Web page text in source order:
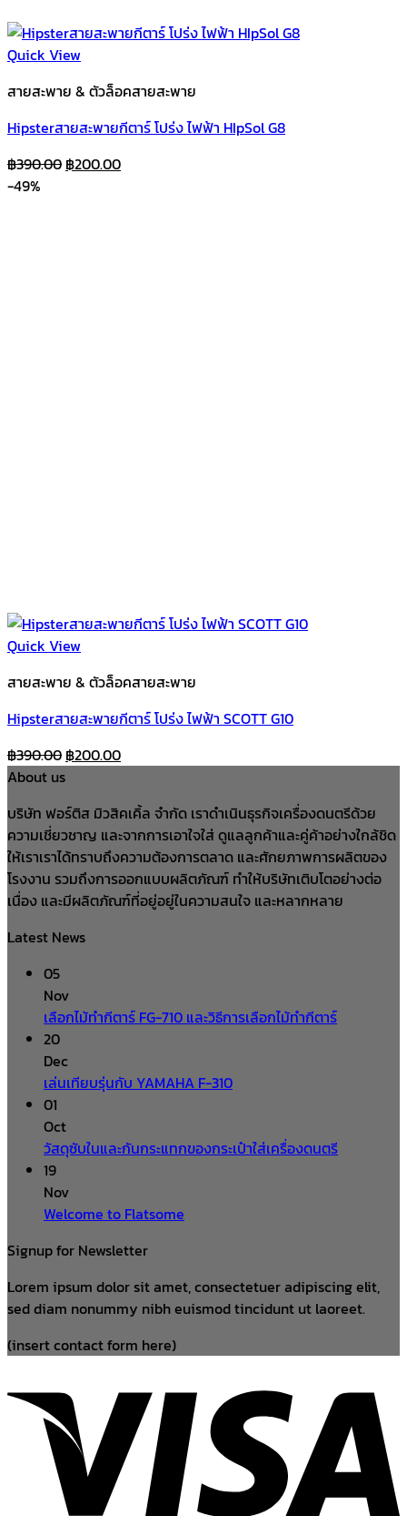
Quick View
สายสะพาย & ตัวล็อคสายสะพาย
Hipsterสายสะพายกีตาร์ โปร่ง ไฟฟ้า HIpSol G8
฿390.00 Original
฿200.00Current
-49%
Quick View
สายสะพาย & ตัวล็อคสายสะพาย
Hipsterสายสะพายกีตาร์ โปร่ง ไฟฟ้า SCOTT G10
฿390.00 Original
price
฿390.00.
฿200.00Current
฿200.00.
About us
บริษัท ฟอร์ติส มิวสิคเคิ้ล จำกัด เราดำเนินธุรกิจเครื่องดนตรีด้วย
ความเชี่ยวชาญ และจากการเอาใจใส่ ดูแลลูกค้าและคู่ค้าอย่างใกล้ชิด
ให้เราเราได้ทราบถึงความต้องการตลาด และศักยภาพการผลิตของ
โรงงาน รวมถึงการออกแบบผลิตภัณฑ์ ทำให้บริษัทเติบโตอย่างต่อ
เนื่อง และมีผลิตภัณฑ์ที่อยู่อยู่ในความสนใจ และหลากหลาย
Latest News
05
Nov
เลือกไม้ทำกีตาร์ FG-710 และวิธีการเลือกไม้ทำกีตาร์
20
Dec
เล่นเทียบรุ่นกับ YAMAHA F-310
01
Oct
วัสดุซับในและกันกระแทกของกระเป๋าใส่เครื่องดนตรี
19
Nov
Welcome to Flatsome
Signup for Newsletter
Lorem ipsum dolor sit amet, consectetuer adipiscing elit,
sed diam nonummy nibh euismod tincidunt ut laoreet.
(insert contact form here)